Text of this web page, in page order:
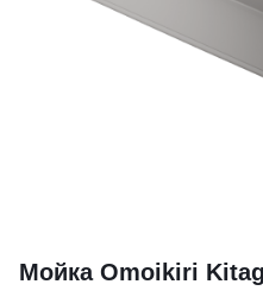
Мойка Omoikiri